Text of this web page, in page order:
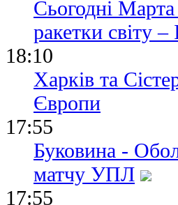
Сьогодні
ракетки світу
18:10
Харків та
Європи
17:55
Буковина -
матчу УПЛ
17:55